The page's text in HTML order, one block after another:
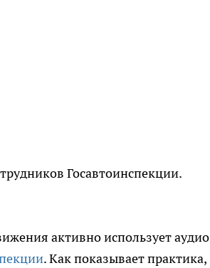
Госавтоинспекции.
активно использует аудио
. Как показывает практика,